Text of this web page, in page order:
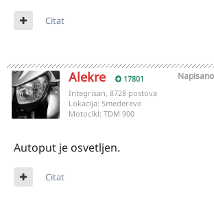
Citat
Alekre 17801 Napisano
Integrisan, 8728 postova
Lokacija: Smederevo
Motocikl: TDM 900
Autoput je osvetljen.
Citat